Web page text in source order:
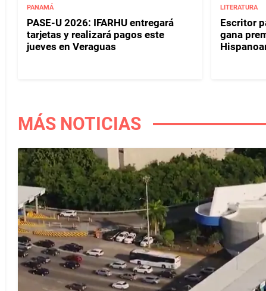
PANAMÁ
PASE-U 2026: IFARHU entregará
tarjetas y realizará pagos este
jueves en Veraguas
LITERATURA
Escritor
gana
MÁS NOTICIAS